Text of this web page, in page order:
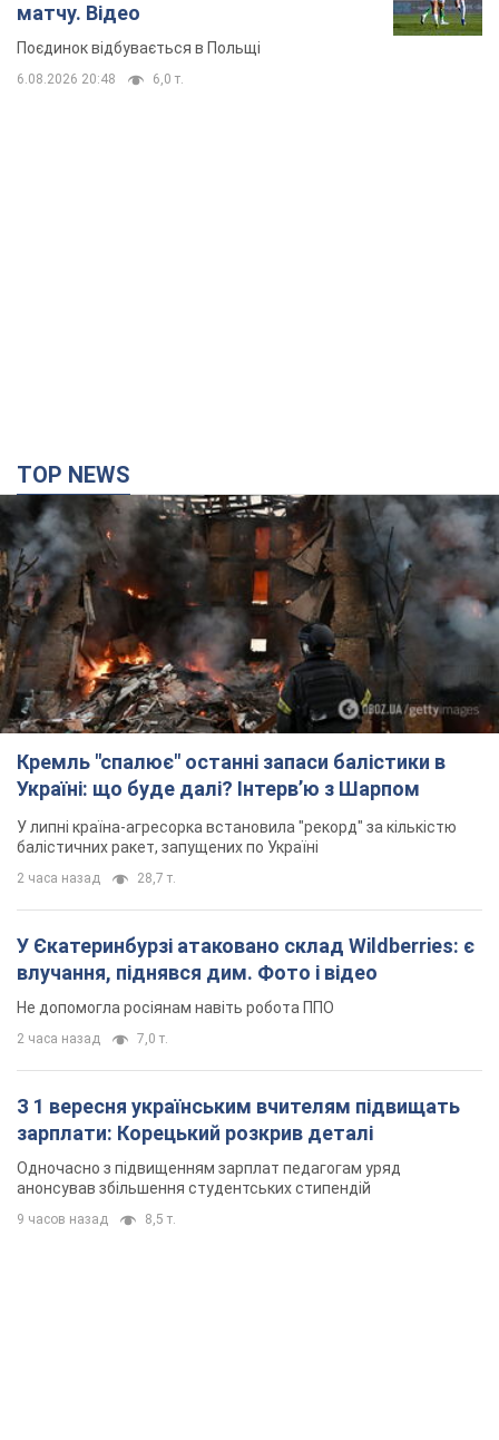
матчу. Відео
Поєдинок відбувається в Польщі
6.08.2026 20:48 6,0 т.
TOP NEWS
Кремль "спалює" останні запаси балістики в
Україні: що буде далі? Інтерв’ю з Шарпом
У липні країна-агресорка встановила "рекорд" за кількістю
балістичних ракет, запущених по Україні
2 часа назад 28,7 т.
У Єкатеринбурзі атаковано склад Wildberries: є
влучання, піднявся дим. Фото і відео
Не допомогла росіянам навіть робота ППО
2 часа назад 7,0 т.
З 1 вересня українським вчителям підвищать
зарплати: Корецький розкрив деталі
Одночасно з підвищенням зарплат педагогам уряд
анонсував збільшення студентських стипендій
9 часов назад 8,5 т.